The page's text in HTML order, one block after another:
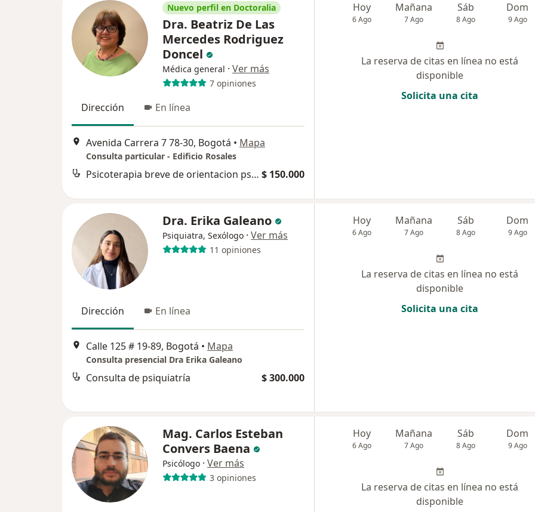
Nuevo perfil en Doctoralia
Dra. Beatriz De Las
Mercedes Rodriguez
Doncel
Médica general · Ver más
7 opiniones
Dirección En línea
Avenida Carrera 7 78-30, Bogotá • Mapa
Consulta particular - Edificio Rosales
Psicoterapia breve de orientacion psicoanalitica y psicoanalisis $ 150.000
Hoy
6 Ago
Mañana
7 Ago
Sáb
8 Ago
Dom
9 Ago
La reserva de citas en línea no está
disponible
Solicita una cita
Dra. Erika Galeano
Psiquiatra, Sexólogo · Ver más
11 opiniones
Dirección En línea
Calle 125 # 19-89, Bogotá • Mapa
Consulta presencial Dra Erika Galeano
Consulta de psiquiatría $ 300.000
Hoy
6 Ago
Mañana
7 Ago
Sáb
8 Ago
Dom
9 Ago
La reserva de citas en línea no está
disponible
Solicita una cita
Mag. Carlos Esteban
Convers Baena
Psicólogo · Ver más
3 opiniones
Hoy
6 Ago
Mañana
7 Ago
Sáb
8 Ago
Dom
9 Ago
La reserva de citas en línea no está
disponible